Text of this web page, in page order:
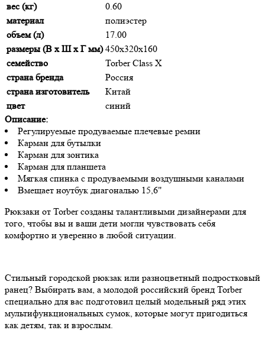
вес (кг)
0.60
материал
полиэстер
объем (л)
17.00
размеры (В х Ш х Г мм) 450х320х160
семейство
Torber Class X
страна бренда
Россия
страна изготовитель
Китай
цвет
синий
Описание:
Регулируемые продуваемые плечевые ремни
Карман для бутылки
Карман для зонтика
Карман для планшета
Мягкая спинка с продуваемыми воздушными каналами
Вмещает ноутбук диагональю 15,6"
Рюкзаки от Torber созданы талантливыми дизайнерами для
того, чтобы вы и ваши дети могли чувствовать себя
комфортно и уверенно в любой ситуации.
Стильный городской рюкзак или разноцветный подростковый
ранец? Выбирать вам, а молодой российский бренд Torber
специально для вас подготовил целый модельный ряд этих
мультифункциональных сумок, которые могут пригодиться
как детям, так и взрослым.